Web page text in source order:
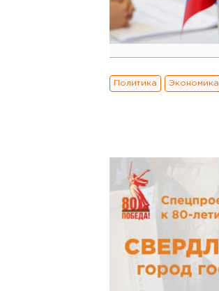
Политика Экономика